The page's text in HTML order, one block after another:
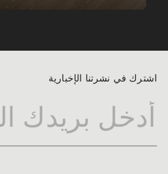
اشترك في نشرتنا الإخبارية